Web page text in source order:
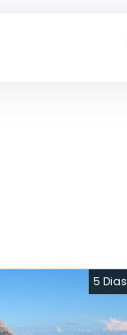
5 Dias